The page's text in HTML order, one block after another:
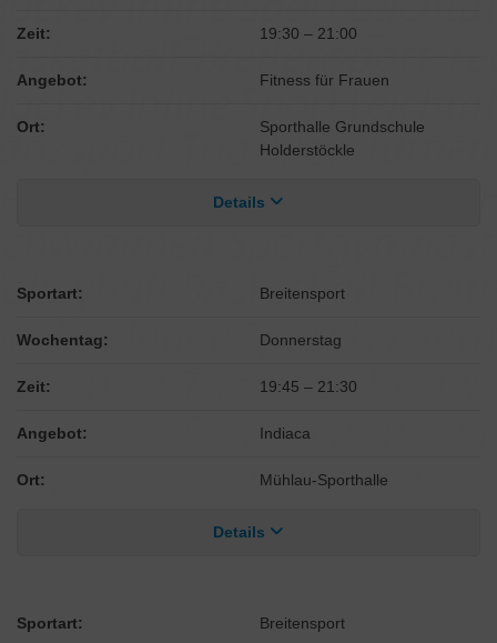
Zeit: 19:30 – 21:00
Angebot: Fitness für Frauen
Ort:
Sporthalle Grundschule
Holderstöckle
Details
Sportart: Breitensport
Wochentag: Donnerstag
Zeit: 19:45 – 21:30
Angebot: Indiaca
Ort: Mühlau-Sporthalle
Details
Sportart: Breitensport